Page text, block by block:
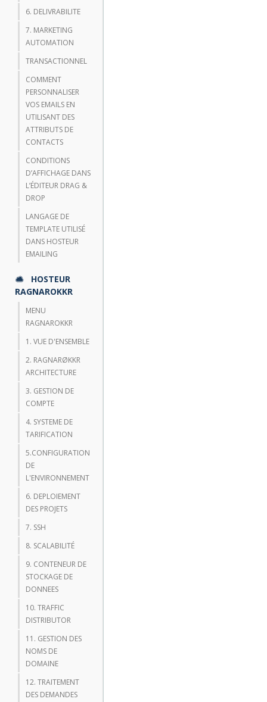
6. DELIVRABILITE
7. MARKETING
AUTOMATION
TRANSACTIONNEL
COMMENT
PERSONNALISER
VOS EMAILS EN
UTILISANT DES
ATTRIBUTS DE
CONTACTS
CONDITIONS
D’AFFICHAGE DANS
L’ÉDITEUR DRAG &
DROP
LANGAGE DE
TEMPLATE UTILISÉ
DANS HOSTEUR
EMAILING
HOSTEUR
RAGNAROKKR
MENU
RAGNAROKKR
1. VUE D'ENSEMBLE
2. RAGNARØKKR
ARCHITECTURE
3. GESTION DE
COMPTE
4. SYSTEME DE
TARIFICATION
5.CONFIGURATION
DE
L'ENVIRONNEMENT
6. DEPLOIEMENT
DES PROJETS
7. SSH
8. SCALABILITÉ
9. CONTENEUR DE
STOCKAGE DE
DONNEES
10. TRAFFIC
DISTRIBUTOR
11. GESTION DES
NOMS DE
DOMAINE
12. TRAITEMENT
DES DEMANDES